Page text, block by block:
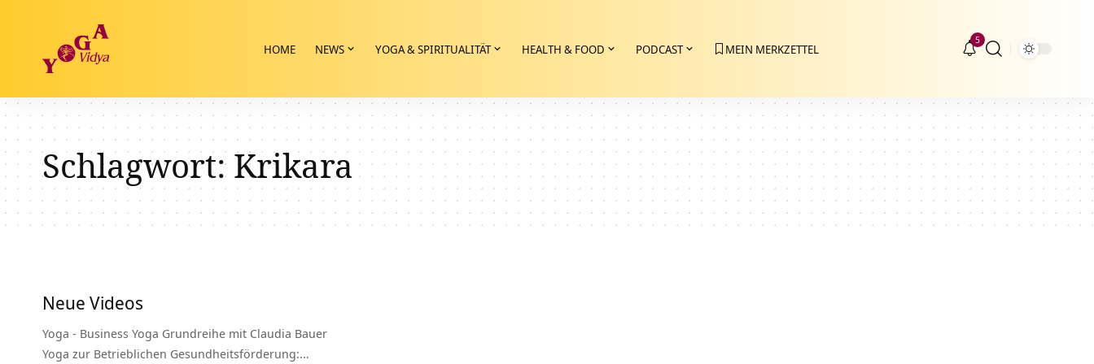
HOME NEWS YOGA & SPIRITUALITÄT HEALTH & FOOD PODCAST MEIN MERKZETTEL
5
Schlagwort:Krikara
Neue Videos
Yoga - Business Yoga Grundreihe mit Claudia Bauer
Yoga zur Betrieblichen Gesundheitsförderung:…